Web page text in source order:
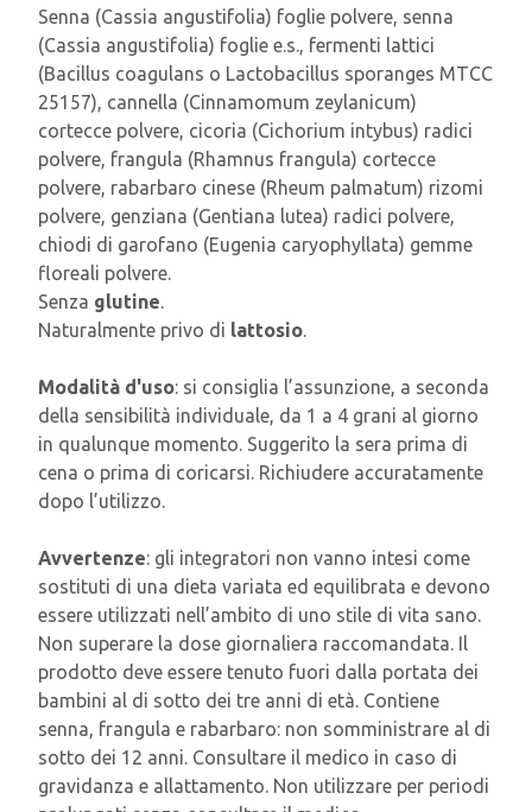
Senna (Cassia angustifolia) foglie polvere, senna
(Cassia angustifolia) foglie e.s., fermenti lattici
(Bacillus coagulans o Lactobacillus sporanges MTCC
25157), cannella (Cinnamomum zeylanicum)
cortecce polvere, cicoria (Cichorium intybus) radici
polvere, frangula (Rhamnus frangula) cortecce
polvere, rabarbaro cinese (Rheum palmatum) rizomi
polvere, genziana (Gentiana lutea) radici polvere,
chiodi di garofano (Eugenia caryophyllata) gemme
floreali polvere.
Senza glutine.
Naturalmente privo di lattosio.
Modalità d'uso: si consiglia l’assunzione, a seconda
della sensibilità individuale, da 1 a 4 grani al giorno
in qualunque momento. Suggerito la sera prima di
cena o prima di coricarsi. Richiudere accuratamente
dopo l’utilizzo.
Avvertenze: gli integratori non vanno intesi come
sostituti di una dieta variata ed equilibrata e devono
essere utilizzati nell’ambito di uno stile di vita sano.
Non superare la dose giornaliera raccomandata. Il
prodotto deve essere tenuto fuori dalla portata dei
bambini al di sotto dei tre anni di età. Contiene
senna, frangula e rabarbaro: non somministrare al di
sotto dei 12 anni. Consultare il medico in caso di
gravidanza e allattamento. Non utilizzare per periodi